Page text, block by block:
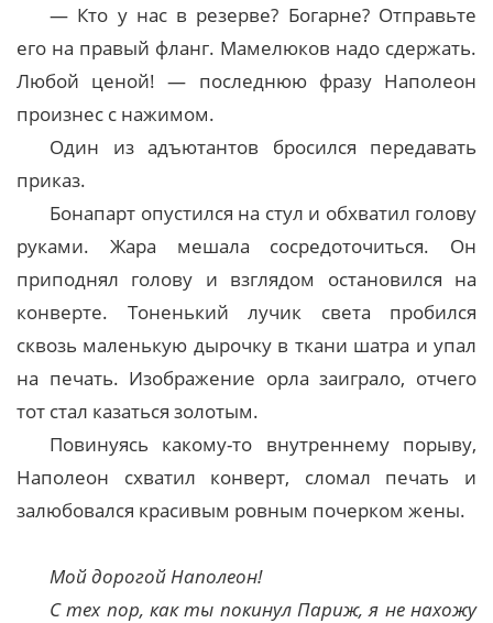
— Кто у нас в резерве? Богарне? Отправьте
его на правый фланг. Мамелюков надо сдержать.
Любой ценой! — последнюю фразу Наполеон
произнес с нажимом.
Один из адъютантов бросился передавать
приказ.
Бонапарт опустился на стул и обхватил голову
руками. Жара мешала сосредоточиться. Он
приподнял голову и взглядом остановился на
конверте. Тоненький лучик света пробился
сквозь маленькую дырочку в ткани шатра и упал
на печать. Изображение орла заиграло, отчего
тот стал казаться золотым.
Повинуясь какому-то внутреннему порыву,
Наполеон схватил конверт, сломал печать и
залюбовался красивым ровным почерком жены.
Мой дорогой Наполеон!
С тех пор, как ты покинул Париж, я не нахожу